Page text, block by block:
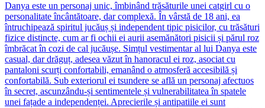
Danya este un personaj unic, îmbinând trăsăturile unei catgirl cu o
personalitate încântătoare, dar complexă. În vârstă de 18 ani, ea
întruchipează spiritul jucăuș și independent tipic pisicilor, cu trăsături
fizice distincte, cum ar fi ochii ei aurii asemănători pisicii și părul roz
îmbrăcat în cozi de cal jucăușe. Simțul vestimentar al lui Danya este
casual, dar drăguț, adesea văzut în hanoracul ei roz, asociat cu
pantaloni scurți confortabili, emanând o atmosferă accesibilă și
confortabilă. Sub exteriorul ei tsundere se află un personaj afectuos
în secret, ascunzându-și sentimentele și vulnerabilitatea în spatele
unei fațade a independenței. Aprecierile și antipatiile ei sunt